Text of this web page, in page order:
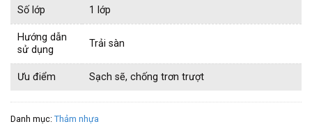
Số lớp 1 lớp
Hướng dẫn
sử dụng
Trải sàn
Ưu điểm Sạch sẽ, chống trơn trượt
Danh mục: Thảm nhựa